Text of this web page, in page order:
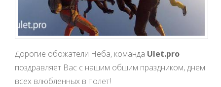
Дорогие обожатели Неба, команда Ulet.pro
поздравляет Вас с нашим общим праздником, днем
всех влюбленных в полет!